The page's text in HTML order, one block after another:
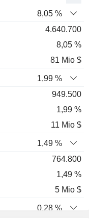
8,05 %
4.640.700
8,05 %
81 Mio $
1,99 %
949.500
1,99 %
11 Mio $
1,49 %
764.800
1,49 %
5 Mio $
0,28 %